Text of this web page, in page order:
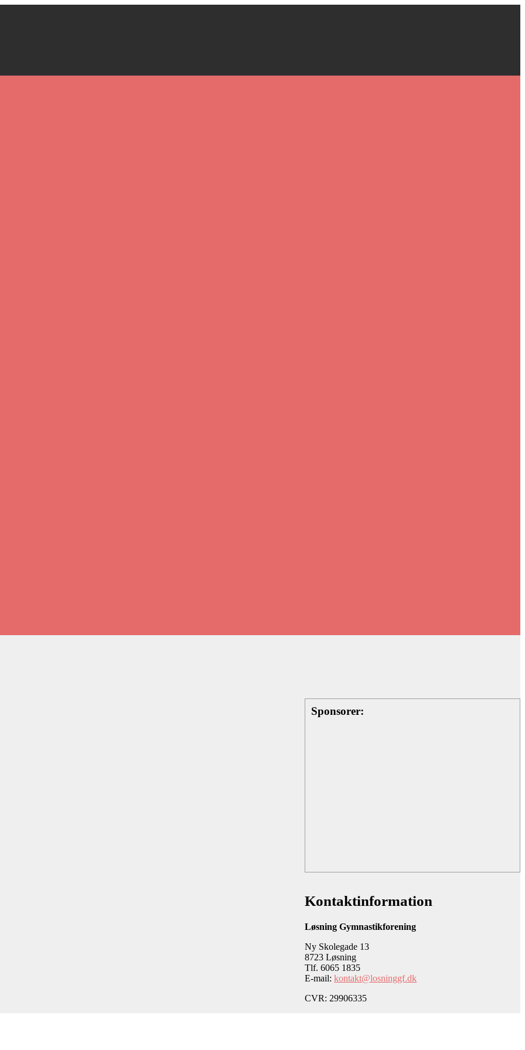
Sponsorer:
Kontaktinformation
Løsning Gymnastikforening
Ny Skolegade 13
8723 Løsning
Tlf. 6065 1835
E-mail:kontakt@losninggf.dk
CVR: 29906335